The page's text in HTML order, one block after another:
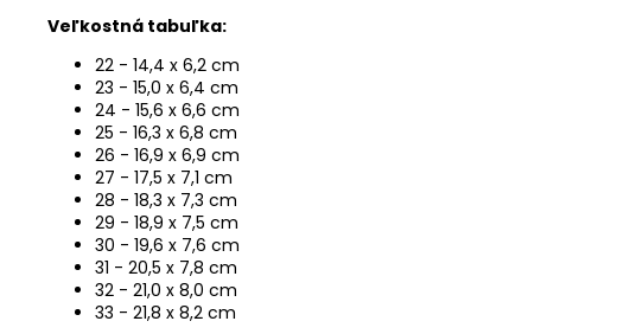
Veľkostná tabuľka:
22 - 14,4 x 6,2 cm
23 - 15,0 x 6,4 cm
24 - 15,6 x 6,6 cm
25 - 16,3 x 6,8 cm
26 - 16,9 x 6,9 cm
27 - 17,5 x 7,1 cm
28 - 18,3 x 7,3 cm
29 - 18,9 x 7,5 cm
30 - 19,6 x 7,6 cm
31 - 20,5 x 7,8 cm
32 - 21,0 x 8,0 cm
33 - 21,8 x 8,2 cm